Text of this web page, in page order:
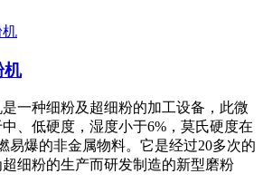
机
一种细粉及超细粉的加工设备，此微
、低硬度，湿度小于6%，莫氏硬度在
易爆的非金属物料。它是经过20多次的
细粉的生产而研发制造的新型磨粉